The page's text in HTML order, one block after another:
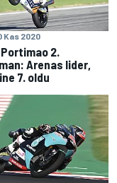
Kas 2020
2.
Arenas lider,
7. oldu